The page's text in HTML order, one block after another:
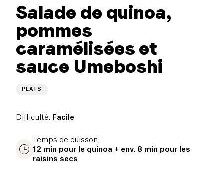
Salade de quinoa,
pommes
caramélisées et
sauce Umeboshi
PLATS
Difficulté: Facile
Temps de cuisson
12 min pour le quinoa + env. 8 min pour les
raisins secs